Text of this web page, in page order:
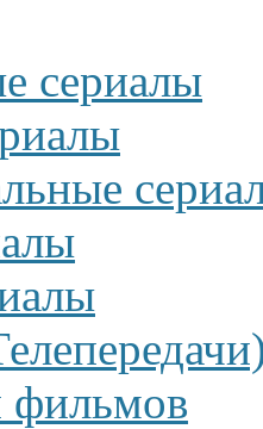
сериалы
фильмов